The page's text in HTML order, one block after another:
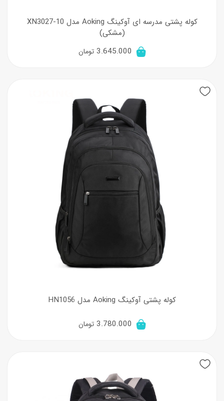
کوله پشتی مدرسه ای آوکینگ Aoking مدل XN3027-10
(مشکی)
3.645.000 تومان
کوله پشتی آوکینگ Aoking مدل HN1056
3.780.000 تومان